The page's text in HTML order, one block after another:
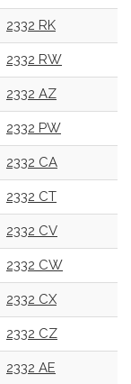
2332 RK
2332 RW
2332 AZ
2332 PW
2332 CA
2332 CT
2332 CV
2332 CW
2332 CX
2332 CZ
2332 AE